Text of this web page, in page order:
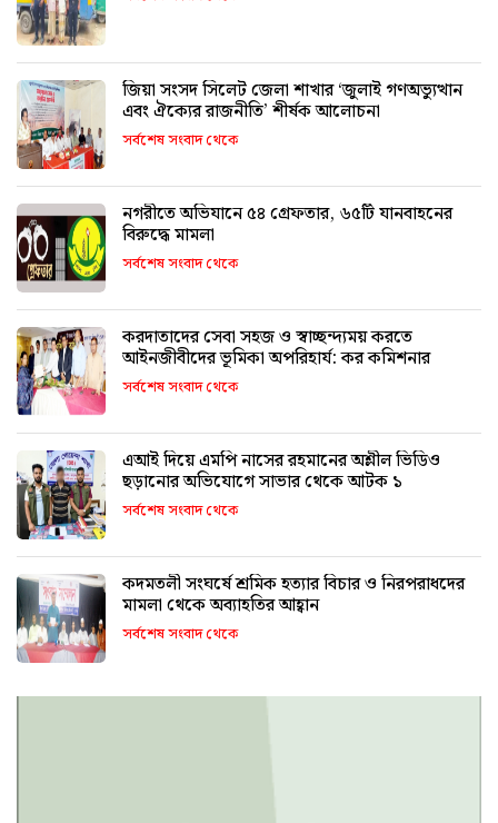
জিয়া সংসদ সিলেট জেলা শাখার ‘জুলাই গণঅভ্যুত্থান
এবং ঐক্যের রাজনীতি’ শীর্ষক আলোচনা
সর্বশেষ সংবাদ থেকে
নগরীতে অভিযানে ৫৪ গ্রেফতার, ৬৫টি যানবাহনের
বিরুদ্ধে মামলা
সর্বশেষ সংবাদ থেকে
করদাতাদের সেবা সহজ ও স্বাচ্ছন্দ্যময় করতে
আইনজীবীদের ভূমিকা অপরিহার্য: কর কমিশনার
সর্বশেষ সংবাদ থেকে
এআই দিয়ে এমপি নাসের রহমানের অশ্লীল ভিডিও
ছড়ানোর অভিযোগে সাভার থেকে আটক ১
সর্বশেষ সংবাদ থেকে
কদমতলী সংঘর্ষে শ্রমিক হত্যার বিচার ও নিরপরাধদের
মামলা থেকে অব্যাহতির আহ্বান
সর্বশেষ সংবাদ থেকে